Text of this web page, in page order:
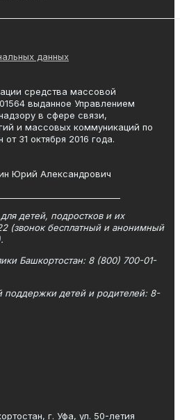
данных
средства массовой
выданное Управлением
в сфере связи,
и массовых коммуникаций по
31 октября 2016 года.
Юрий Александрович
детей, подростков и их
(звонок бесплатный и анонимный
Башкортостан: 8 (800) 700-01-
поддержки детей и родителей: 8-
г. Уфа, ул. 50-летия